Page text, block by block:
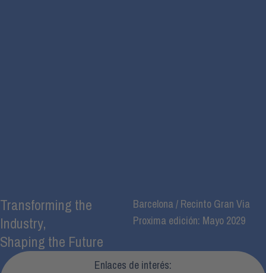
Transforming the
Industry,
Shaping the Future
Barcelona / Recinto Gran Via
Proxima edición: Mayo 2029
Enlaces de interés: